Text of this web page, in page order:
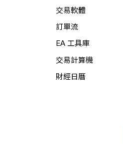
交易軟體
訂單流
EA 工具庫
交易計算機
財經日曆